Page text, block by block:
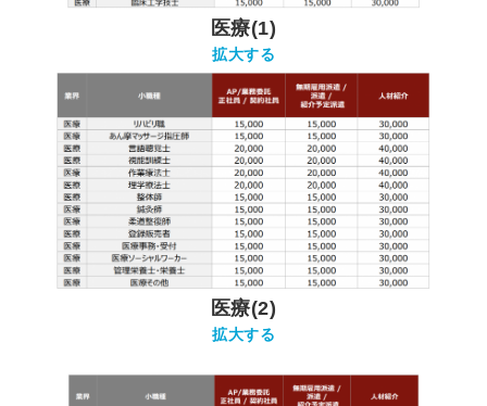
医療(1)
拡大する
医療(2)
拡大する